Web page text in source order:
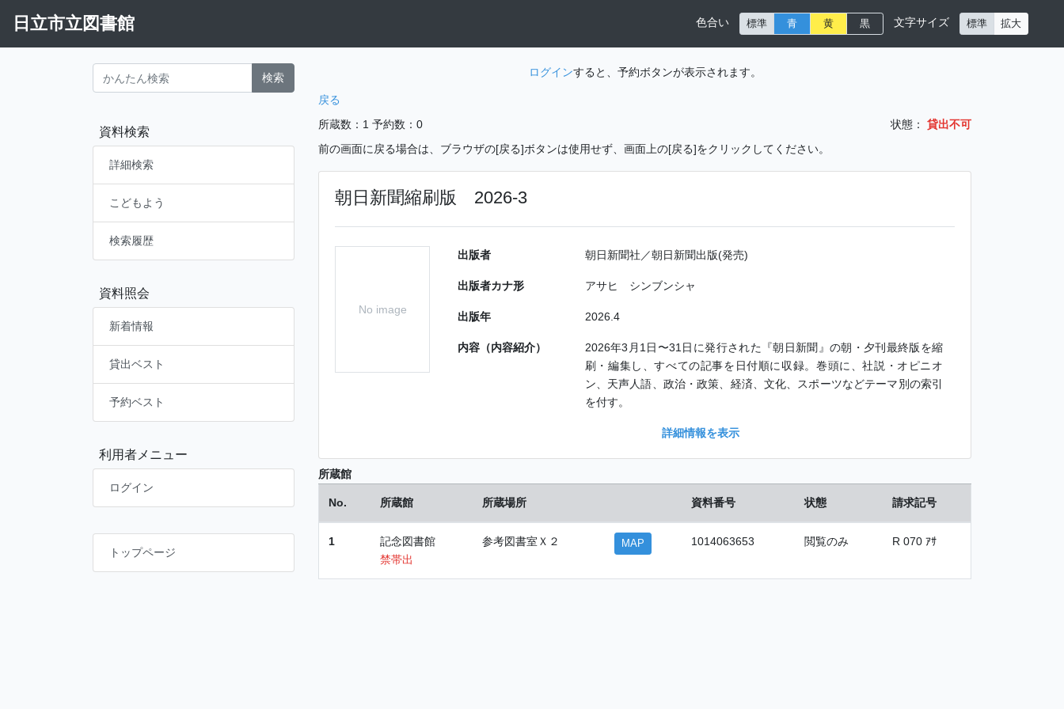
日立市立図書館 色合い 標準 青 黄 黒 文字サイズ 標準 拡大
検索
資料検索
詳細検索
こどもよう
検索履歴
資料照会
新着情報
貸出ベスト
予約ベスト
利用者メニュー
ログイン
トップページ
ログインすると、予約ボタンが表示されます。
戻る
所蔵数：1 予約数：0 状態：
貸出不可
前の画面に戻る場合は、ブラウザの[戻る]ボタンは使用せず、画面上の[戻る]をクリックしてください。
朝日新聞縮刷版 2026-3
No image
出版者 朝日新聞社／朝日新聞出版(発売)
出版者カナ形 アサヒ シンブンシャ
出版年 2026.4
内容（内容紹介）
2026年3月1日〜31日に発行された『朝日新聞』の朝・夕刊最終版を縮
刷・編集し、すべての記事を日付順に収録。巻頭に、社説・オピニオ
ン、天声人語、政治・政策、経済、文化、スポーツなどテーマ別の索引
を付す。
詳細情報を表示
所蔵館
No. 所蔵館 所蔵場所 資料番号 状態 請求記号
1
記念図書館
禁帯出
参考図書室Ｘ２ MAP 1014063653 閲覧のみ R 070 ｱｻ